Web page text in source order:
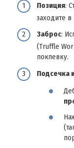
Позиция:
заходите в
Заброс:
(Truffle
поклевку.
Подсечка